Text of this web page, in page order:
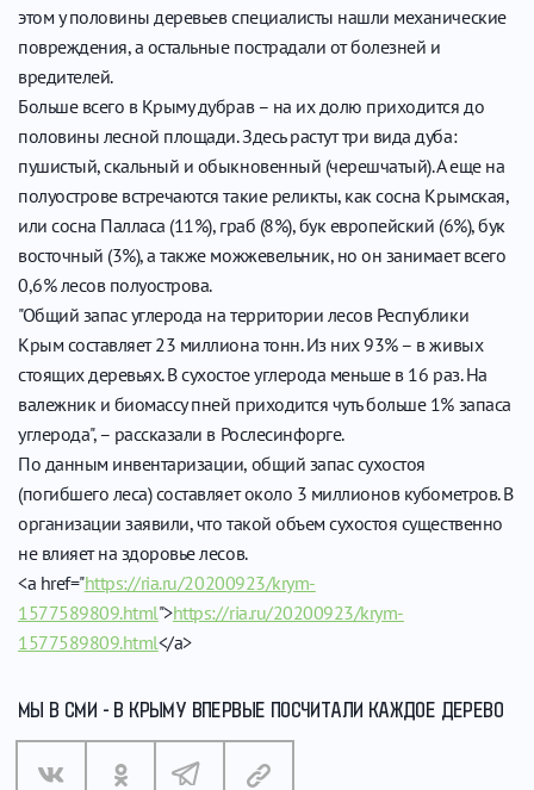
этом у половины деревьев специалисты нашли механические
повреждения, а остальные пострадали от болезней и
вредителей.
Больше всего в Крыму дубрав – на их долю приходится до
половины лесной площади. Здесь растут три вида дуба:
пушистый, скальный и обыкновенный (черешчатый). А еще на
полуострове встречаются такие реликты, как сосна Крымская,
или сосна Палласа (11%), граб (8%), бук европейский (6%), бук
восточный (3%), а также можжевельник, но он занимает всего
0,6% лесов полуострова.
"Общий запас углерода на территории лесов Республики
Крым составляет 23 миллиона тонн. Из них 93% – в живых
стоящих деревьях. В сухостое углерода меньше в 16 раз. На
валежник и биомассу пней приходится чуть больше 1% запаса
углерода", – рассказали в Рослесинфорге.
По данным инвентаризации, общий запас сухостоя
(погибшего леса) составляет около 3 миллионов кубометров. В
организации заявили, что такой объем сухостоя существенно
не влияет на здоровье лесов.
<a href="https://ria.ru/20200923/krym-
1577589809.html">https://ria.ru/20200923/krym-
1577589809.html</a>
МЫ В СМИ - В КРЫМУ ВПЕРВЫЕ ПОСЧИТАЛИ КАЖДОЕ ДЕРЕВО